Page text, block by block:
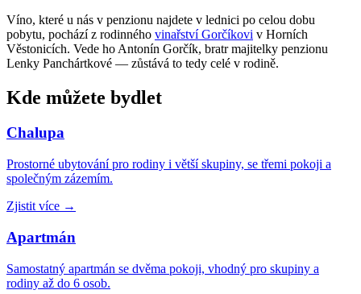
Víno, které u nás v penzionu najdete v lednici po celou dobu
pobytu, pochází z rodinného vinařství Gorčíkovi v Horních
Věstonicích. Vede ho Antonín Gorčík, bratr majitelky penzionu
Lenky Panchártkové — zůstává to tedy celé v rodině.
Kde můžete bydlet
Chalupa
Prostorné ubytování pro rodiny i větší skupiny, se třemi pokoji a
společným zázemím.
Zjistit více →
Apartmán
Samostatný apartmán se dvěma pokoji, vhodný pro skupiny a
rodiny až do 6 osob.